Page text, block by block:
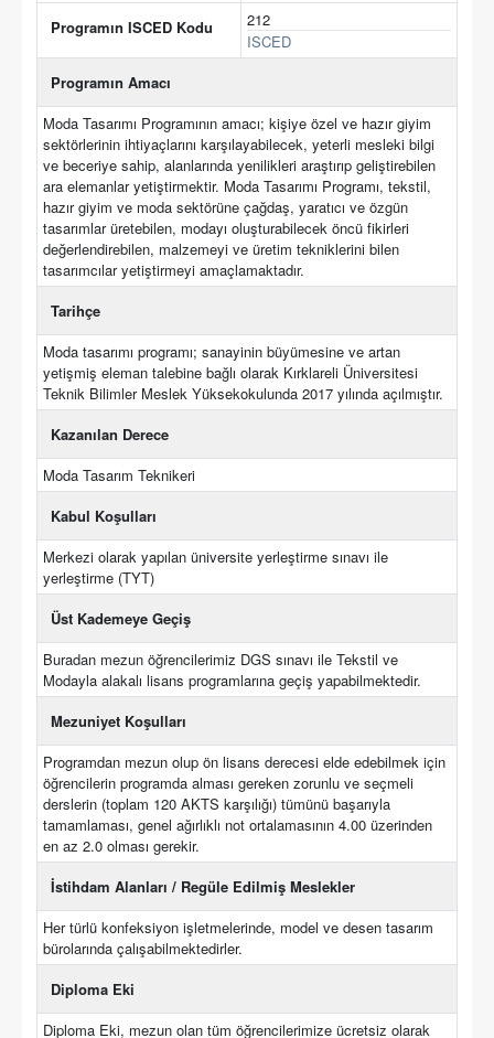
Programın ISCED Kodu
212
ISCED
Programın Amacı
Moda Tasarımı Programının amacı; kişiye özel ve hazır giyim
sektörlerinin ihtiyaçlarını karşılayabilecek, yeterli mesleki bilgi
ve beceriye sahip, alanlarında yenilikleri araştırıp geliştirebilen
ara elemanlar yetiştirmektir. Moda Tasarımı Programı, tekstil,
hazır giyim ve moda sektörüne çağdaş, yaratıcı ve özgün
tasarımlar üretebilen, modayı oluşturabilecek öncü fikirleri
değerlendirebilen, malzemeyi ve üretim tekniklerini bilen
tasarımcılar yetiştirmeyi amaçlamaktadır.
Tarihçe
Moda tasarımı programı; sanayinin büyümesine ve artan
yetişmiş eleman talebine bağlı olarak Kırklareli Üniversitesi
Teknik Bilimler Meslek Yüksekokulunda 2017 yılında açılmıştır.
Kazanılan Derece
Moda Tasarım Teknikeri
Kabul Koşulları
Merkezi olarak yapılan üniversite yerleştirme sınavı ile
yerleştirme (TYT)
Üst Kademeye Geçiş
Buradan mezun öğrencilerimiz DGS sınavı ile Tekstil ve
Modayla alakalı lisans programlarına geçiş yapabilmektedir.
Mezuniyet Koşulları
Programdan mezun olup ön lisans derecesi elde edebilmek için
öğrencilerin programda alması gereken zorunlu ve seçmeli
derslerin (toplam 120 AKTS karşılığı) tümünü başarıyla
tamamlaması, genel ağırlıklı not ortalamasının 4.00 üzerinden
en az 2.0 olması gerekir.
İstihdam Alanları / Regüle Edilmiş Meslekler
Her türlü konfeksiyon işletmelerinde, model ve desen tasarım
bürolarında çalışabilmektedirler.
Diploma Eki
Diploma Eki, mezun olan tüm öğrencilerimize ücretsiz olarak